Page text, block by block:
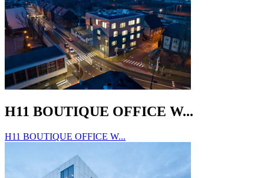
H11 BOUTIQUE OFFICE W...
H11 BOUTIQUE OFFICE W...